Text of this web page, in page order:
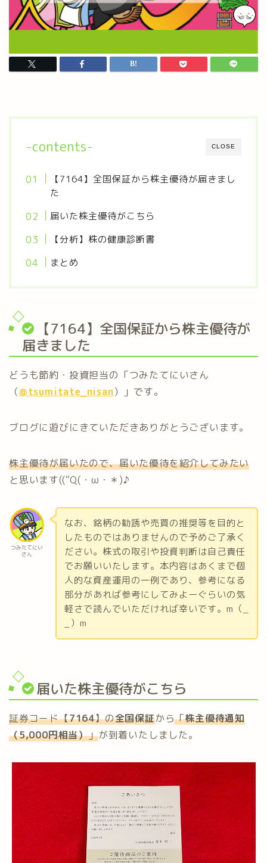
CLOSE
-contents-
【7164】全国保証から株主優待が届きまし
た
届いた株主優待がこちら
【分析】株の健康診断書
まとめ
【7164】全国保証から株主優待が
届きました
どうも節約・投資担当の「つみたてにいさん
（@tsumitate_nisan）」です。
ブログに遊びにきていただきありがとうございます。
株主優待が届いたので、届いた優待を紹介してみたい
と思います((“Q(・ω・＊)♪
つみたてにい
さん
なお、銘柄の勧誘や売買の推奨等を目的と
したものではありませんので予めご了承く
ださい。株式の取引や投資判断は自己責任
でお願いいたします。本内容はあくまで個
人的な資産運用の一例であり、参考になる
部分があれば参考にしてみよーぐらいの気
軽さで読んでいただければ幸いです。m（_
_）m
届いた株主優待がこちら
証券コード【7164】の全国保証から「株主優待通知
（5,000円相当）」が到着いたしました。